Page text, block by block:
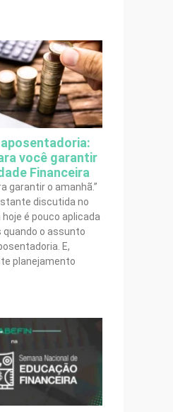
você garantir
Financeira
garantir o amanhã.”
discutida no
é pouco aplicada
quando o assunto
E,
planejamento